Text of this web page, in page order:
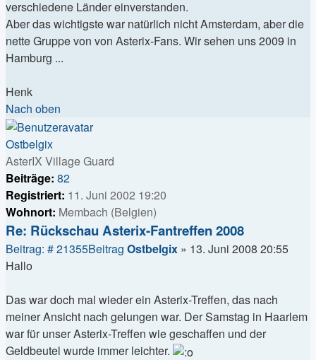
verschiedene Länder einverstanden.
Aber das wichtigste war natürlich nicht Amsterdam, aber die
nette Gruppe von von Asterix-Fans. Wir sehen uns 2009 in
Hamburg ...
Henk
Nach oben
Ostbelgix
AsterIX Village Guard
Beiträge: 82
Registriert: 11. Juni 2002 19:20
Wohnort: Membach (Belgien)
Re: Rückschau Asterix-Fantreffen 2008
Beitrag: # 21355Beitrag Ostbelgix » 13. Juni 2008 20:55
Hallo
Das war doch mal wieder ein Asterix-Treffen, das nach
meiner Ansicht nach gelungen war. Der Samstag in Haarlem
war für unser Asterix-Treffen wie geschaffen und der
Geldbeutel wurde immer leichter.